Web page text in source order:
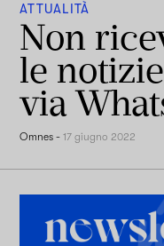
ATTUALITÀ
Non
le
via
Omnes -17 giugno 2022